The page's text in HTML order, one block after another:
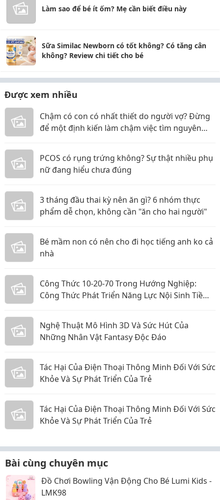
Làm sao để bé ít ốm? Mẹ cần biết điều này
Sữa Similac Newborn có tốt không? Có tăng cân
không? Review chi tiết cho bé
Được xem nhiều
Chậm có con có nhất thiết do người vợ? Đừng
để một định kiến làm chậm việc tìm nguyên
PCOS có rụng trứng không? Sự thật nhiều phụ
nữ đang hiểu chưa đúng
3 tháng đầu thai kỳ nên ăn gì? 6 nhóm thực
phẩm dễ chọn, không cần "ăn cho hai người"
Bé mầm non có nên cho đi học tiếng anh ko cả
nhà
Công Thức 10-20-70 Trong Hướng Nghiệp:
Công Thức Phát Triển Năng Lực Nội Sinh Tiềm
Nghệ Thuật Mô Hình 3D Và Sức Hút Của
Những Nhân Vật Fantasy Độc Đáo
Tác Hại Của Điện Thoại Thông Minh Đối Với Sức
Khỏe Và Sự Phát Triển Của Trẻ
Tác Hại Của Điện Thoại Thông Minh Đối Với Sức
Khỏe Và Sự Phát Triển Của Trẻ
Bài cùng chuyên mục
Đồ Chơi Bowling Vận Động Cho Bé Lumi Kids -
LMK98